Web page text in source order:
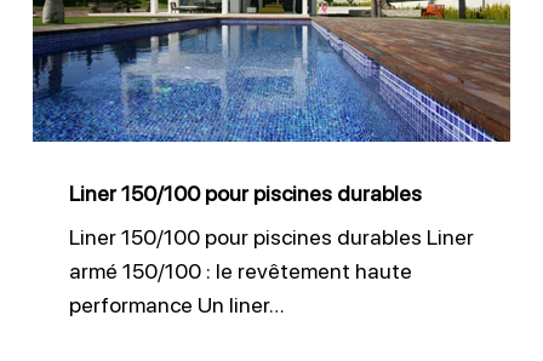
piscines
durables
Liner 150/100 pour piscines durables
Liner 150/100 pour piscines durables Liner
armé 150/100 : le revêtement haute
performance Un liner…